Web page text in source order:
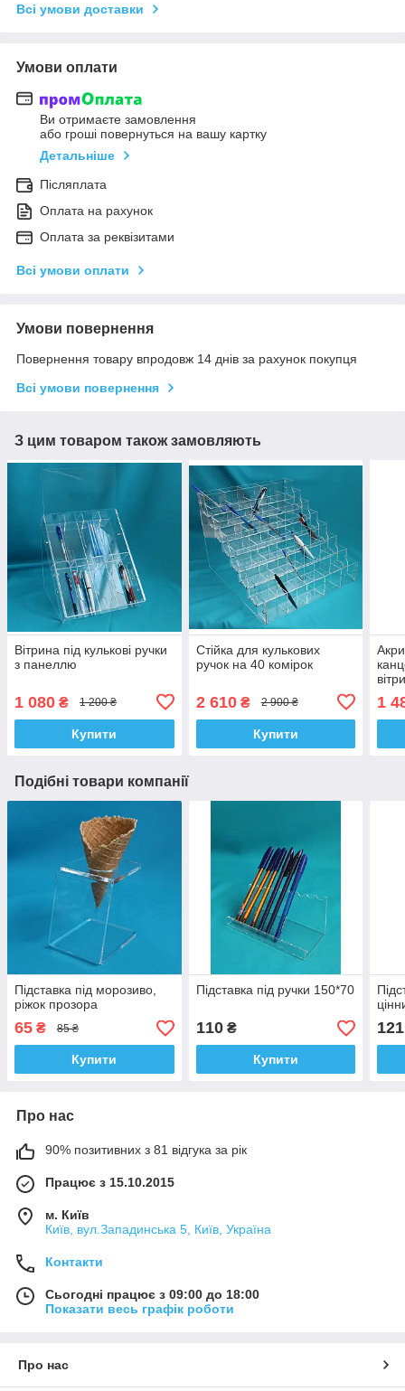
Всі умови доставки
Умови оплати
Ви отримаєте замовлення
або гроші повернуться на вашу картку
Детальніше
Післяплата
Оплата на рахунок
Оплата за реквізитами
Всі умови оплати
Умови повернення
Повернення товару впродовж 14 днів за рахунок покупця
Всі умови повернення
З цим товаром також замовляють
Вітрина під кулькові ручки
з панеллю
1 080 ₴ 1 200 ₴
Купити
Стійка для кулькових
ручок на 40 комірок
2 610₴ 2 900 ₴
Купити
1
Подібні товари компанії
Підставка під морозиво,
ріжок прозора
65 ₴ 85 ₴
Купити
Підставка під ручки 150*70
110₴
Купити
121
Про нас
90% позитивних з 81 відгука за рік
Працює з 15.10.2015
м. Київ
Київ, вул.Западинська 5, Київ, Україна
Контакти
Сьогодні працює з 09:00 до 18:00
Показати весь графік роботи
Про нас